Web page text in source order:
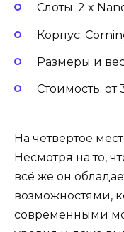
Слоты: 2 x
Корпус:
Размеры и
Стоимость: от
На четвёртое
Несмотря на то,
всё же он
возможностями,
современными